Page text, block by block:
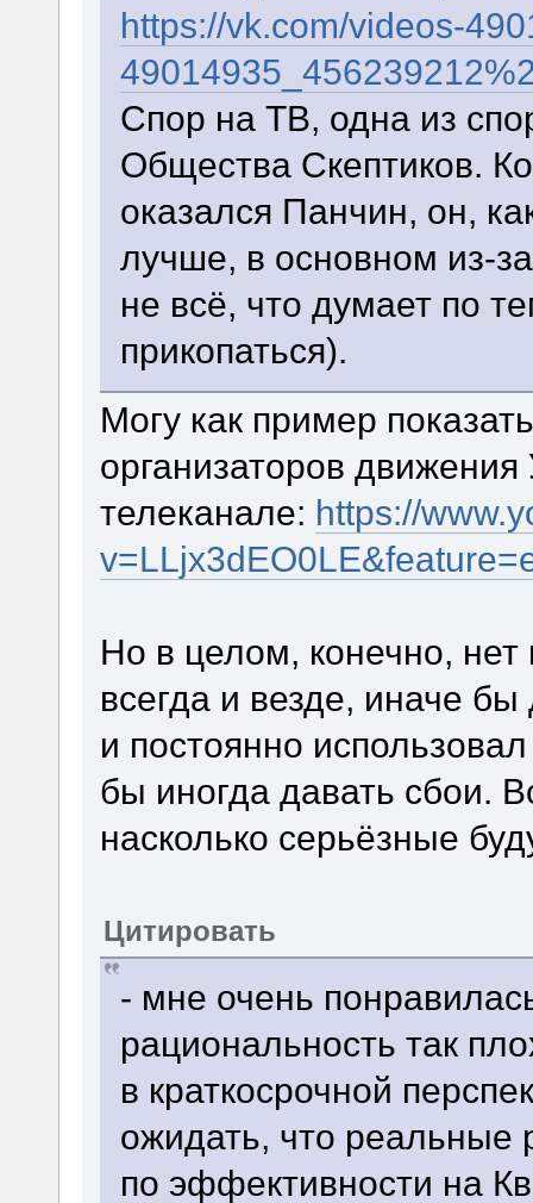
https://vk.com/videos-
Спор на ТВ, одна из
Общества Скептиков.
оказался Панчин, он,
лучше, в основном из-
не всё, что думает по
прикопаться).
Могу как пример
организаторов
телеканале: https://
Но в целом, конечно,
всегда и везде, иначе
и постоянно
бы иногда давать сбои.
насколько серьёзные
Цитировать
- мне очень
рациональность так
в краткосрочной
ожидать, что реальные
по эффективности на